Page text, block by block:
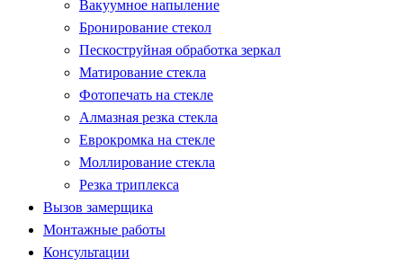
Вакуумное напыление
Бронирование стекол
Пескоструйная обработка зеркал
Матирование стекла
Фотопечать на стекле
Алмазная резка стекла
Еврокромка на стекле
Моллирование стекла
Резка триплекса
Вызов замерщика
Монтажные работы
Консультации